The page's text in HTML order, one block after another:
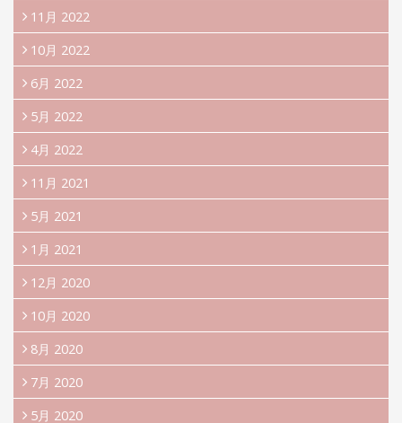
11月 2022
10月 2022
6月 2022
5月 2022
4月 2022
11月 2021
5月 2021
1月 2021
12月 2020
10月 2020
8月 2020
7月 2020
5月 2020